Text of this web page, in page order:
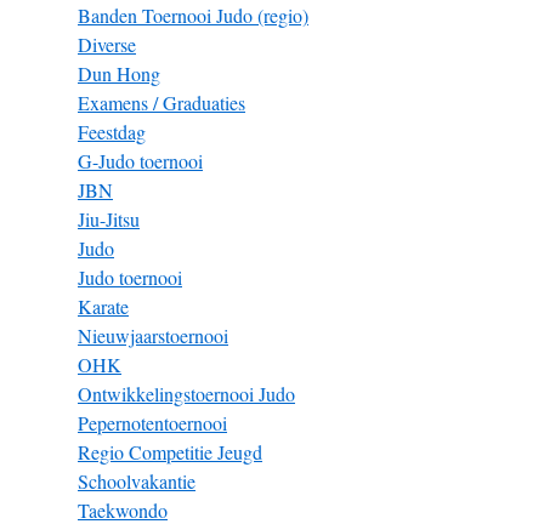
Banden Toernooi Judo (regio)
Diverse
Dun Hong
Examens / Graduaties
Feestdag
G-Judo toernooi
JBN
Jiu-Jitsu
Judo
Judo toernooi
Karate
Nieuwjaarstoernooi
OHK
Ontwikkelingstoernooi Judo
Pepernotentoernooi
Regio Competitie Jeugd
Schoolvakantie
Taekwondo